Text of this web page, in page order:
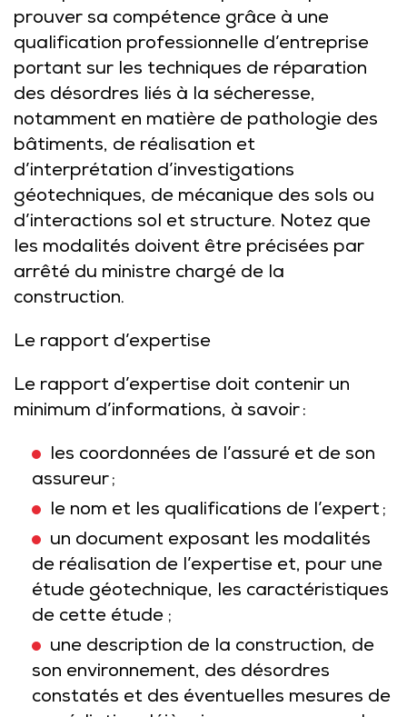
prouver sa compétence grâce à une
qualification professionnelle d’entreprise
portant sur les techniques de réparation
des désordres liés à la sécheresse,
notamment en matière de pathologie des
bâtiments, de réalisation et
d’interprétation d’investigations
géotechniques, de mécanique des sols ou
d’interactions sol et structure. Notez que
les modalités doivent être précisées par
arrêté du ministre chargé de la
construction.
Le rapport d’expertise
Le rapport d’expertise doit contenir un
minimum d’informations, à savoir :
les coordonnées de l’assuré et de son
assureur ;
le nom et les qualifications de l’expert ;
un document exposant les modalités
de réalisation de l’expertise et, pour une
étude géotechnique, les caractéristiques
de cette étude ;
une description de la construction, de
son environnement, des désordres
constatés et des éventuelles mesures de